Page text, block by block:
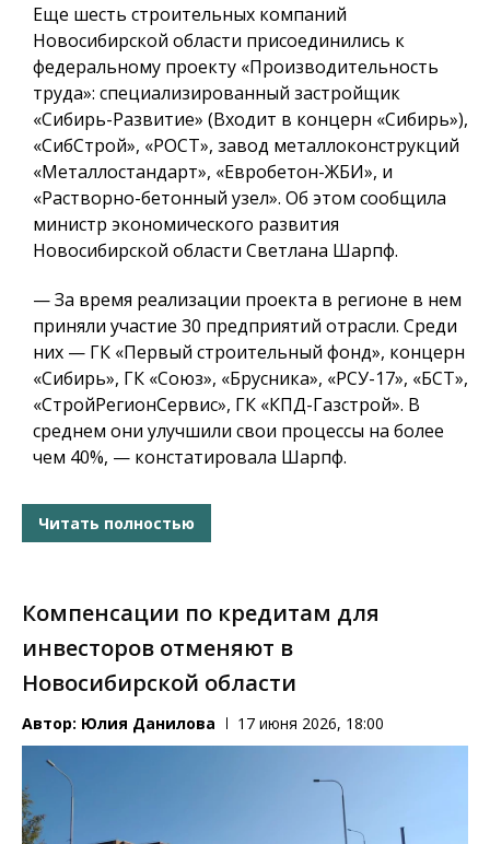
Еще шесть строительных компаний
Новосибирской области присоединились к
федеральному проекту «Производительность
труда»: специализированный застройщик
«Сибирь-Развитие» (Входит в концерн «Сибирь»),
«СибСтрой», «РОСТ», завод металлоконструкций
«Металлостандарт», «Евробетон-ЖБИ», и
«Растворно-бетонный узел». Об этом сообщила
министр экономического развития
Новосибирской области Светлана Шарпф.
— За время реализации проекта в регионе в нем
приняли участие 30 предприятий отрасли. Среди
них — ГК «Первый строительный фонд», концерн
«Сибирь», ГК «Союз», «Брусника», «РСУ-17», «БСТ»,
«СтройРегионСервис», ГК «КПД-Газстрой». В
среднем они улучшили свои процессы на более
чем 40%, — констатировала Шарпф.
Читать полностью
Компенсации по кредитам для
инвесторов отменяют в
Новосибирской области
Автор: Юлия Данилова 17 июня 2026, 18:00